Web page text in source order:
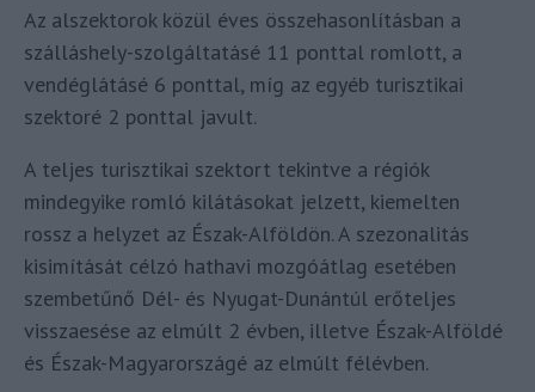
Az alszektorok közül éves összehasonlításban a
szálláshely-szolgáltatásé 11 ponttal romlott, a
vendéglátásé 6 ponttal, míg az egyéb turisztikai
szektoré 2 ponttal javult.
A teljes turisztikai szektort tekintve a régiók
mindegyike romló kilátásokat jelzett, kiemelten
rossz a helyzet az Észak-Alföldön. A szezonalitás
kisimítását célzó hathavi mozgóátlag esetében
szembetűnő Dél- és Nyugat-Dunántúl erőteljes
visszaesése az elmúlt 2 évben, illetve Észak-Alföldé
és Észak-Magyarországé az elmúlt félévben.